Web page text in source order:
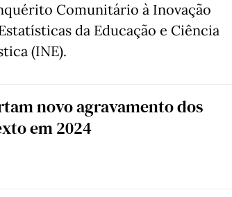
Comunitário à Inovação
da Educação e Ciência
(INE).
novo agravamento dos
em 2024